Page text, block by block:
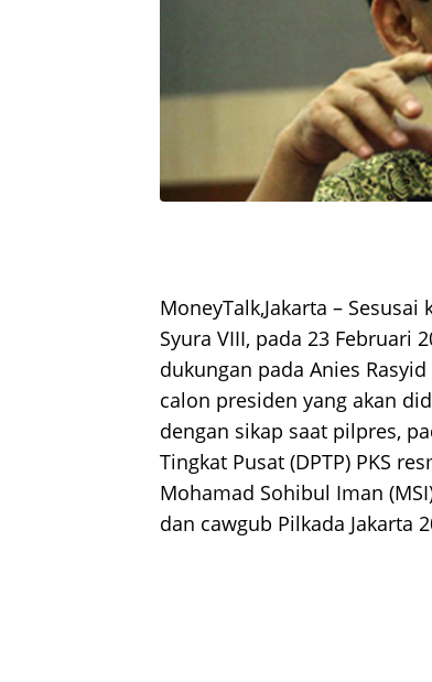
MoneyTalk,Jakarta –
Syura VIII, pada 23 Februari
dukungan pada Anies
calon presiden yang akan
dengan sikap saat pilpres,
Tingkat Pusat (DPTP) PKS
Mohamad Sohibul Iman
dan cawgub Pilkada Jakarta